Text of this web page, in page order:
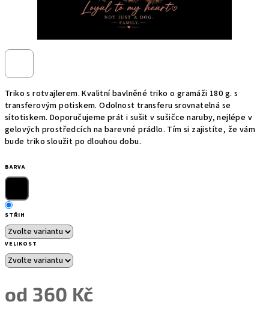
Triko s rotvajlerem. Kvalitní bavlněné triko o gramáži 180 g. s
transferovým potiskem. Odolnost transferu srovnatelná se
sítotiskem. Doporučujeme prát i sušit v sušičce naruby, nejlépe v
gelových prostředcích na barevné prádlo. Tím si zajistíte, že vám
bude triko sloužit po dlouhou dobu.
BARVA
STŘIH
VELIKOST
od 360 Kč